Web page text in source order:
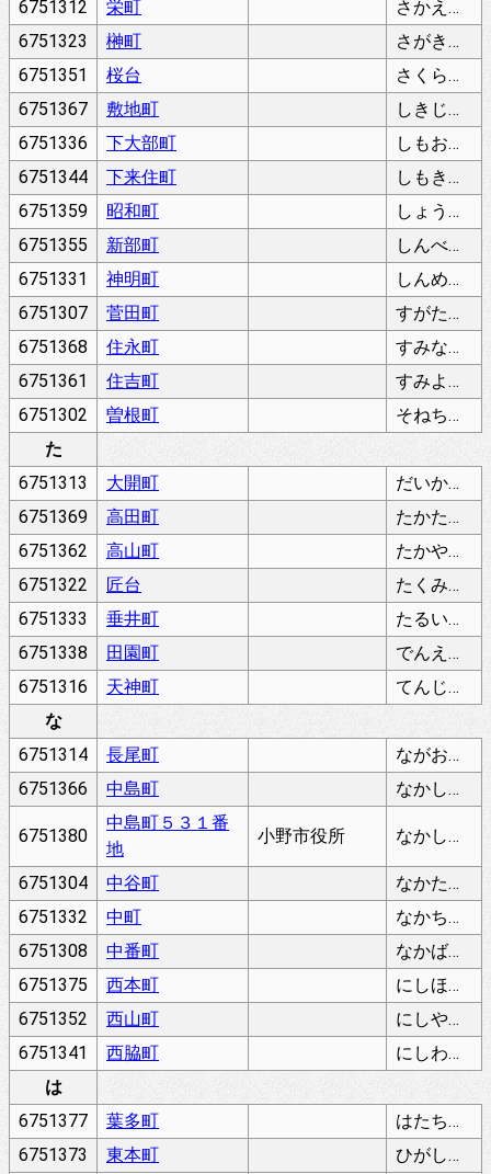
6751312 栄町
さかえちょう
6751323
榊町
さがきちょう
6751351
桜台
さくらだい
6751367
敷地町
しきじちょう
6751336
下大部町
しもおおべちょう
6751344
下来住町
しもきしちょう
6751359
昭和町
しょうわちょう
6751355
新部町
しんべちょう
6751331
神明町
しんめいちょう
6751307
菅田町
すがたちょう
6751368
住永町
すみながちょう
6751361
住吉町
すみよしちょう
6751302
曽根町
そねちょう
た
6751313
大開町
だいかいちょう
6751369
高田町
たかたちょう
6751362
高山町
たかやまちょう
6751322
匠台
たくみだい
6751333
垂井町
たるいちょう
6751338
田園町
でんえんちょう
6751316
天神町
てんじんちょう
な
6751314
長尾町
ながおちょう
6751366
中島町 なかしまちょう
6751380
中島町５３１番
地
小野市役所 なかしまちょう
6751304 中谷町
なかたにちょう
6751332
中町
なかちょう
6751308
中番町
なかばんちょう
6751375
西本町
にしほんまち
6751352
西山町
にしやまちょう
6751341
西脇町
にしわきちょう
は
6751377
葉多町
はたちょう
6751373
東本町
ひがしほんまち